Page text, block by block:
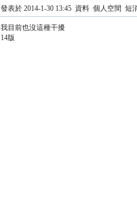
發表於 2014-1-30 13:45 資料 個人空間 短
我目前也沒這種干擾
14版